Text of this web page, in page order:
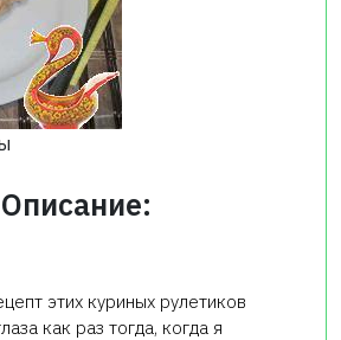
Описание:
этих куриных рулетиков
как раз тогда, когда я